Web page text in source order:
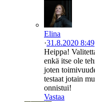
Elina
·31.8.2020 8:49
Heippa!
enkä itse ole
joten
testaat jotain
onnistui!
Vastaa